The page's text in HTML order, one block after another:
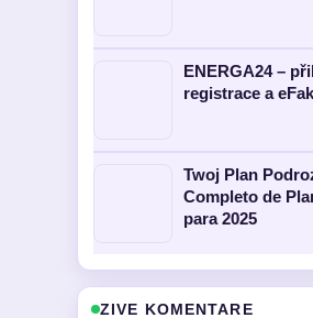
ENERGA24 –
registrace a
Twoj Plan
Completo de
para 2025
ZIVE KOMENTARE